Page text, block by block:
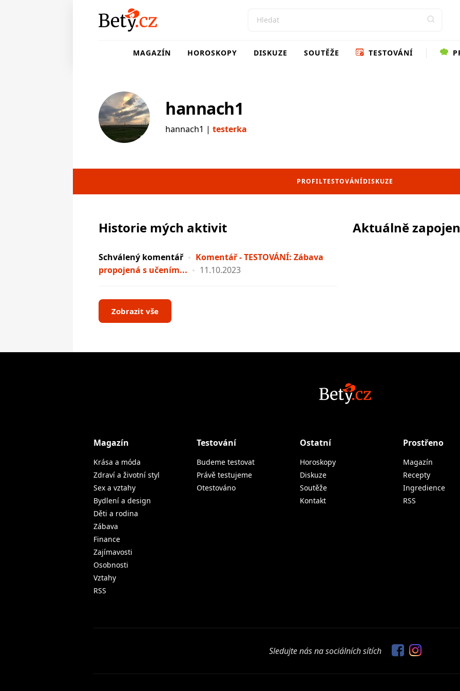
MAGAZÍN HOROSKOPY DISKUZE SOUTĚŽE TESTOVÁNÍ
hannach1
hannach1 | testerka
PROFILTESTOVÁNÍDISKUZE
Historie mých aktivit
Schválený komentář
Komentář - TESTOVÁNÍ: Zábava
propojená s učením...
11.10.2023
Zobrazit vše
Aktuálně
Magazín
Krása a móda
Zdraví a životní styl
Sex a vztahy
Bydlení a design
Děti a rodina
Zábava
Finance
Zajímavosti
Osobnosti
Vztahy
RSS
Testování
Budeme testovat
Právě testujeme
Otestováno
Ostatní
Horoskopy
Diskuze
Soutěže
Kontakt
Prostřeno
Magazín
Recepty
Ingredience
RSS
Sledujte nás na sociálních sítích